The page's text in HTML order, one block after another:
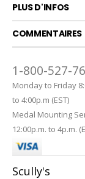
PLUS D'INFOS
COMMENTAIRES
1-800-527-
Monday to Friday
to 4:00p.m (EST)
Medal Mounting
12:00p.m. to 4p.m.
Scully's